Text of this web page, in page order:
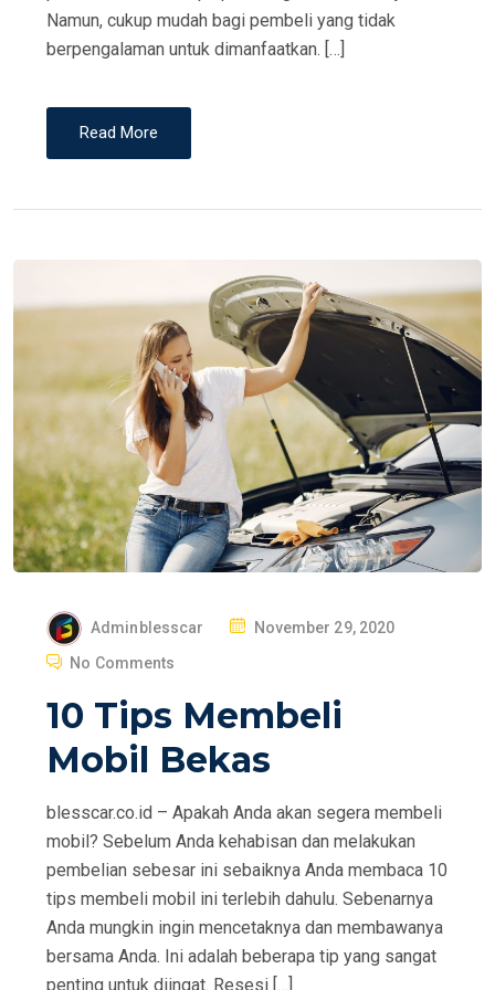
Namun, cukup mudah bagi pembeli yang tidak
berpengalaman untuk dimanfaatkan. […]
Read More
Adminblesscar
P
T
D
November 29, 2020
No Comments
10 Tips Membeli
Mobil Bekas
blesscar.co.id – Apakah Anda akan segera membeli
mobil? Sebelum Anda kehabisan dan melakukan
pembelian sebesar ini sebaiknya Anda membaca 10
tips membeli mobil ini terlebih dahulu. Sebenarnya
Anda mungkin ingin mencetaknya dan membawanya
bersama Anda. Ini adalah beberapa tip yang sangat
penting untuk diingat. Resesi […]